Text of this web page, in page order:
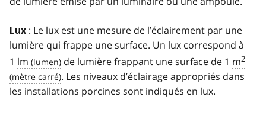
Lux : Le lux est une mesure de l’éclairement par une
lumière qui frappe une surface. Un lux correspond à
1 lm de lumière frappant une surface de 1 m2
. Les niveaux d’éclairage appropriés dans
les installations porcines sont indiqués en lux.